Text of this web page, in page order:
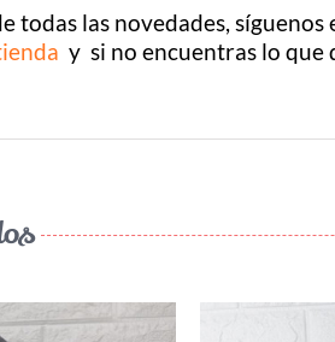
todas las novedades, síguenos
y si no encuentras lo que